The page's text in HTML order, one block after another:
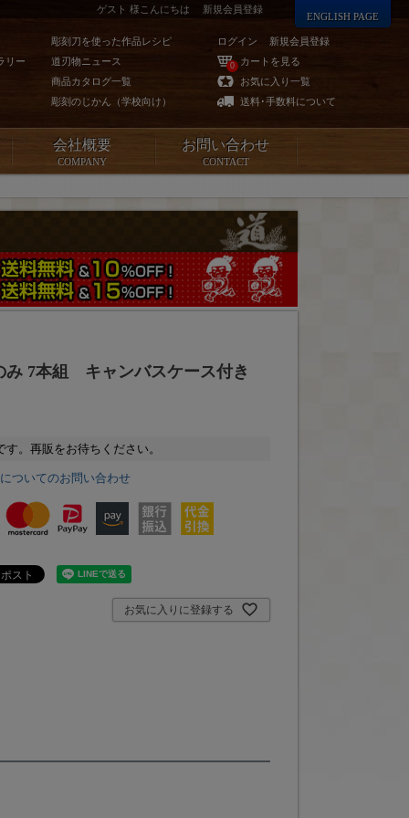
リー
彫刻刀を使った作品レシピ
道刃物ニュース
商品カタログ一覧
彫刻のじかん（学校向け）
ログイン 新規会員登録
0
カートを見る
お気に入り一覧
送料･手数料について
ゲスト 様こんにちは 新規会員登録
ENGLISH PAGE
会社概要
COMPANY
お問い合わせ
CONTACT
み 7本組 キャンバスケース付き
す。再販をお待ちください。
ついてのお問い合わせ
お気に入りに登録する